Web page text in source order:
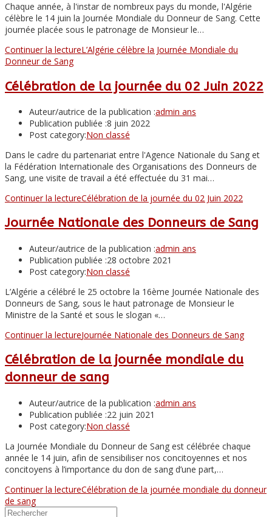
Chaque année, à l'instar de nombreux pays du monde, l'Algérie
célèbre le 14 juin la Journée Mondiale du Donneur de Sang. Cette
journée placée sous le patronage de Monsieur le…
Continuer la lectureL’Algérie célèbre la Journée Mondiale du
Donneur de Sang
Célébration de la journée du 02 Juin 2022
Auteur/autrice de la publication :admin ans
Publication publiée :8 juin 2022
Post category:Non classé
Dans le cadre du partenariat entre l'Agence Nationale du Sang et
la Fédération Internationale des Organisations des Donneurs de
Sang, une visite de travail a été effectuée du 31 mai…
Continuer la lectureCélébration de la journée du 02 Juin 2022
Journée Nationale des Donneurs de Sang
Auteur/autrice de la publication :admin ans
Publication publiée :28 octobre 2021
Post category:Non classé
L’Algérie a célébré le 25 octobre la 16ème Journée Nationale des
Donneurs de Sang, sous le haut patronage de Monsieur le
Ministre de la Santé et sous le slogan «…
Continuer la lectureJournée Nationale des Donneurs de Sang
Célébration de la journée mondiale du
donneur de sang
Auteur/autrice de la publication :admin ans
Publication publiée :22 juin 2021
Post category:Non classé
La Journée Mondiale du Donneur de Sang est célébrée chaque
année le 14 juin, afin de sensibiliser nos concitoyennes et nos
concitoyens à l’importance du don de sang d’une part,…
Continuer la lectureCélébration de la journée mondiale du donneur
de sang